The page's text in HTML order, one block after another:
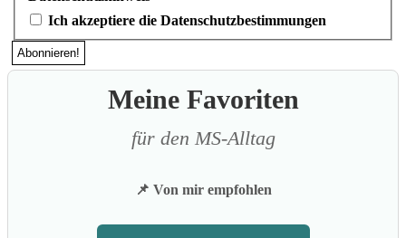
Ich akzeptiere die Datenschutzbestimmungen
Meine Favoriten
für den MS-Alltag
📌 Von mir empfohlen